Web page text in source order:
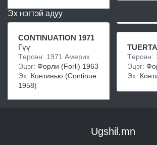
Эх нэгтэй адуу
CONTINUATION 1971
Гүү
Төрсөн: 1971 Америк
Эцэг: Форли (Forli) 1963
Эх: Континью (Continue
1958)
Төрсөн:
Эцэг:
Эх:
Ugshil.mn